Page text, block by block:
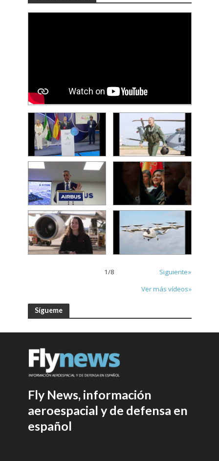
1/8
Siguiente»
Ver más vídeos»
Sígueme
Fly News, información
aeroespacial y de defensa en
español